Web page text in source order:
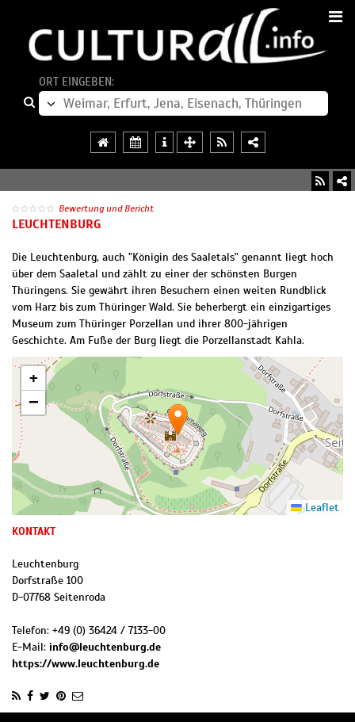
ORT EINGEBEN:
Bewertung und Bericht
LEUCHTENBURG
Die Leuchtenburg, auch "Königin des Saaletals" genannt liegt hoch
über dem Saaletal und zählt zu einer der schönsten Burgen
Thüringens. Sie gewährt ihren Besuchern einen weiten Rundblick
vom Harz bis zum Thüringer Wald. Sie beherbergt ein einzigartiges
Museum zum Thüringer Porzellan und ihrer 800-jährigen
Geschichte. Am Fuße der Burg liegt die Porzellanstadt Kahla.
+
−
Leaflet
KONTAKT
Leuchtenburg
Dorfstraße 100
D-07768 Seitenroda
Telefon: +49 (0) 36424 / 7133-00
E-Mail: info@leuchtenburg.de
https://www.leuchtenburg.de